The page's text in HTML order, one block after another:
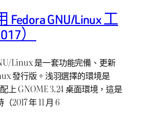
GNU/Linux 工
）
Linux 是一套功能完備、更新
發行版。浅羽選擇的環境是
上 GNOME 3.24 桌面環境，這是
2017 年 11 月 6